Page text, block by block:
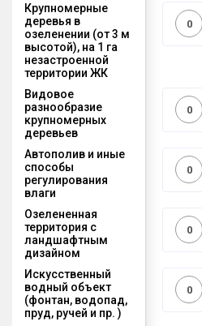
Крупномерные
деревья в
озеленении (от 3 м
высотой), на 1 га
незастроенной
территории ЖК
0
Видовое
разнообразие
крупномерных
деревьев
0
Автополив и иные
способы
регулирования
влаги
0
Озелененная
территория с
ландшафтным
дизайном
0
Искусственный
водный объект
(фонтан, водопад,
пруд, ручей и пр. )
0